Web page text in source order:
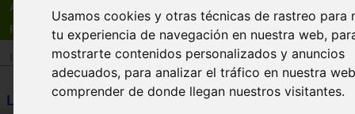
Usamos cookies y otras técnicas de rastreo para
tu experiencia de navegación en nuestra web,
mostrarte contenidos personalizados y anuncios
adecuados, para analizar el tráfico en nuestra
comprender de donde llegan nuestros visitantes.
Actualidad
Registro
Tienda>Libros>Especialidades>Diccionarios / glosarios
LIBROS: Diccionarios / glosarios